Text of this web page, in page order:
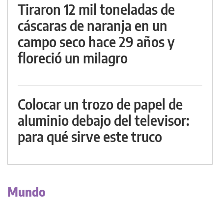
Tiraron 12 mil toneladas de
cáscaras de naranja en un
campo seco hace 29 años y
floreció un milagro
Colocar un trozo de papel de
aluminio debajo del televisor:
para qué sirve este truco
Mundo